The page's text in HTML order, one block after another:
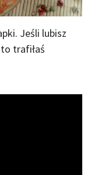
Jeśli lubisz
trafiłaś